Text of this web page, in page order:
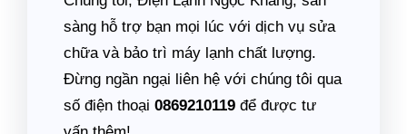
sàng hỗ trợ bạn mọi lúc với dịch vụ sửa
chữa và bảo trì máy lạnh chất lượng.
Đừng ngần ngại liên hệ với chúng tôi qua
số điện thoại 0869210119 để được tư